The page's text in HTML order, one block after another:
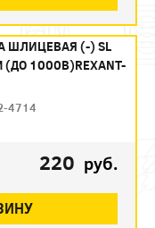
ШЛИЦЕВАЯ (-) SL
1000В)REXANT-
4714
220 руб.